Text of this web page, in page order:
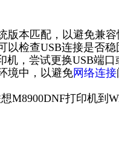
本匹配，以避免兼容
以检查USB连接是否
，尝试更换USB端口
境中，以避免网络连接
M8900DNF打印机到